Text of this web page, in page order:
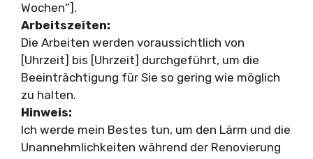
Wochen“].
Arbeitszeiten:
Die Arbeiten werden voraussichtlich von
[Uhrzeit] bis [Uhrzeit] durchgeführt, um die
Beeinträchtigung für Sie so gering wie möglich
zu halten.
Hinweis:
Ich werde mein Bestes tun, um den Lärm und die
Unannehmlichkeiten während der Renovierung